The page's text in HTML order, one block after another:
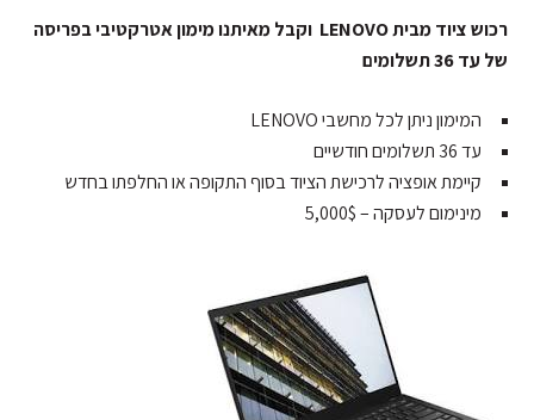
רכוש ציוד מבית LENOVO וקבל מאיתנו מימון אטרקטיבי בפריסה
של עד 36 תשלומים
המימון ניתן לכל מחשבי LENOVO
עד 36 תשלומים חודשיים
קיימת אופציה לרכישת הציוד בסוף התקופה או החלפתו בחדש
מינימום לעסקה – 5,000$